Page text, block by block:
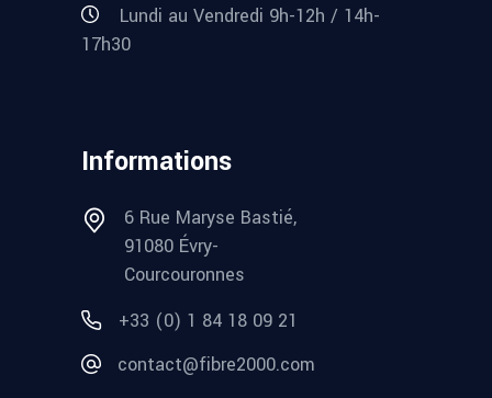
Lundi au Vendredi 9h-12h / 14h-
17h30
Informations
6 Rue Maryse Bastié,
91080 Évry-
Courcouronnes
+33 (0) 1 84 18 09 21
contact@fibre2000.com